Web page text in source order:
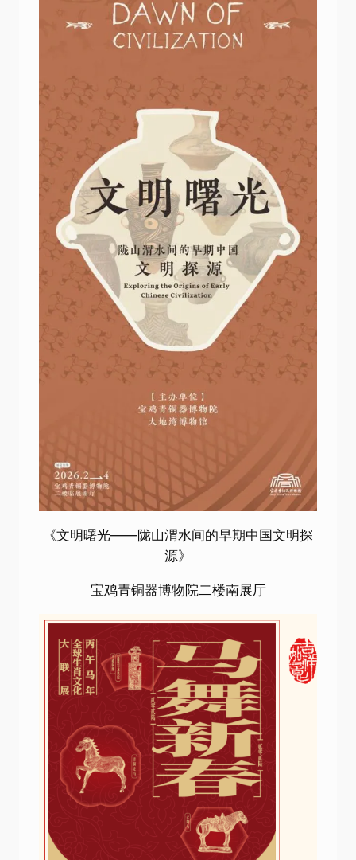
《文明曙光——陇山渭水间的早期中国文明探
源》
宝鸡青铜器博物院二楼南展厅